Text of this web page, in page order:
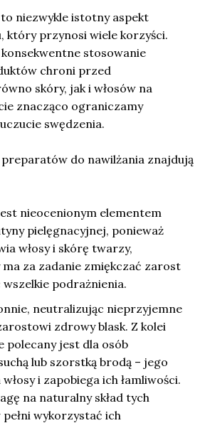
to niezwykle istotny aspekt
który przynosi wiele korzyści.
stosowanie
chroni przed
skóry, jak i włosów na
znacząco ograniczamy
swędzenia.
do nawilżania znajdują
nieocenionym elementem
pielęgnacyjnej, ponieważ
włosy i skórę twarzy,
za zadanie zmiękczać zarost
wszelkie podrażnienia.
neutralizując nieprzyjemne
zdrowy blask. Z kolei
polecany jest dla osób
lub szorstką brodą – jego
włosy i zapobiega ich łamliwości.
na naturalny skład tych
wykorzystać ich